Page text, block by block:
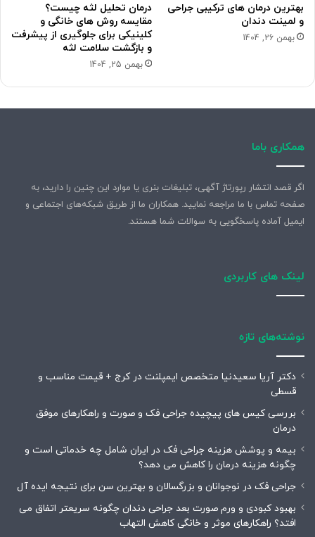
بهترین درمان های ترکیبی جراحی
و لمینت دندان
بهمن 26, 1404
درمان تحلیل لثه چیست؟
مقایسه روش های خانگی و
کلینیکی برای جلوگیری از پیشرفت
و بازگشت سلامت لثه
بهمن 25, 1404
همکاری باما
اگر قصد انتشار رپورتاژ آگهی، تبلیغات بنری یا موارد این چنین را دارید، به
صفحه تماس با ما مراجعه نمایید. همکاران ما از طریق شبکه‌های اجتماعی و
ایمیل آماده پاسخگویی به سوالات شما هستند.
لینک های کاربردی
نوشته‌های تازه
دکتر آریا سعیدنیا متخصص ایمپلنت در کرج + قیمت مناسب و
قسطی
بررسی کیس های پیچیده جراحی فک و صورت و راهکارهای موفق
درمان
بیمه و پوشش هزینه جراحی فک در ایران شامل چه خدماتی است و
چگونه هزینه درمان را کاهش می دهد؟
جراحی فک در نوجوانان و بزرگسالان و بهترین سن برای نتیجه ایده آل
بهبود کبودی و ورم صورت بعد جراحی دندان چگونه سریعتر اتفاق می
افتد؟ راهکارهای موثر و خانگی کاهش التهاب